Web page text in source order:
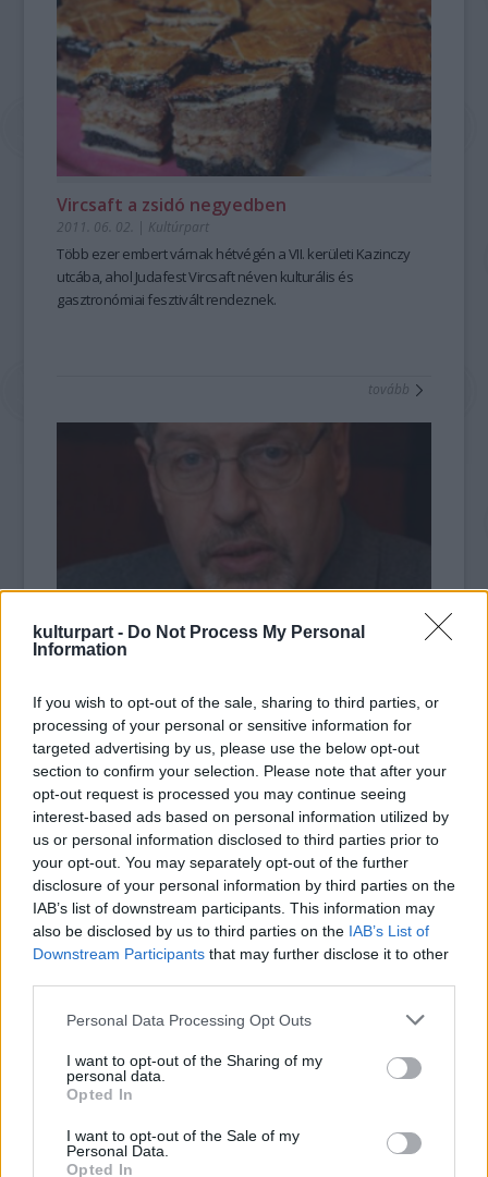
kulturpart - Do Not Process My Personal
Information
If you wish to opt-out of the sale, sharing to third parties, or
processing of your personal or sensitive information for
targeted advertising by us, please use the below opt-out
section to confirm your selection. Please note that after your
opt-out request is processed you may continue seeing
interest-based ads based on personal information utilized by
us or personal information disclosed to third parties prior to
your opt-out. You may separately opt-out of the further
disclosure of your personal information by third parties on the
IAB’s list of downstream participants. This information may
also be disclosed by us to third parties on the IAB’s List of
Downstream Participants that may further disclose it to other
Please note that this website/app uses one or more Google
not limited to your visit or usage behaviour. You may click to
grant or deny consent to Google and its third-party tags to
use your data for below specified purposes in below Google
consent section.
Personal Data Processing Opt Outs
I want to opt-out of the Sharing of my
personal data.
Opted In
I want to opt-out of the Sale of my
Personal Data.
Opted In
Vircsaft a zsidó negyedben
2011. 06. 02. | Kultúrpart
Több ezer embert várnak hétvégén a VII. kerületi Kazinczy
utcába, ahol Judafest Vircsaft néven kulturális és
gasztronómiai fesztivált rendeznek.
tovább
Kirúgták a Holokauszt Emlékközpont
2011. 05. 20.|Kultúrpart
Felmentette a Holokauszt Emlékközpont eddigi igazgatóját,
Harsányi Lászlót az újonnan bejegyzett közalapítványi
kuratórium.
tovább
2011. 04. 14.|Kultúrpart
Fritz Haber német, zsidó származású tudós nevéhez olyan